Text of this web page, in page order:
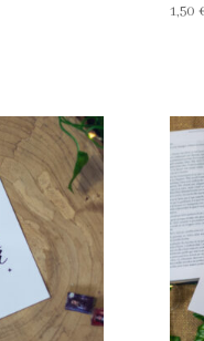
1,50